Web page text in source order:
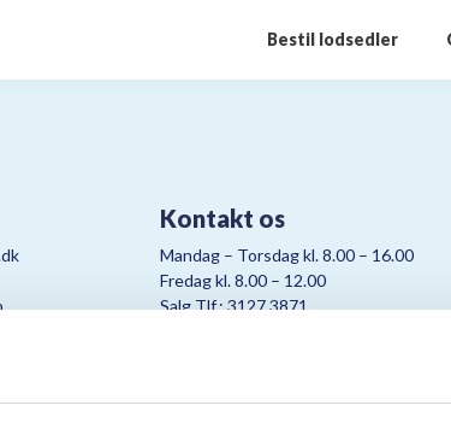
Bestil lodsedler
Kontakt os
Mandag – Torsdag kl. 8.00 – 16.00
Fredag kl. 8.00 – 12.00
Salg Tlf.: 3127 3871